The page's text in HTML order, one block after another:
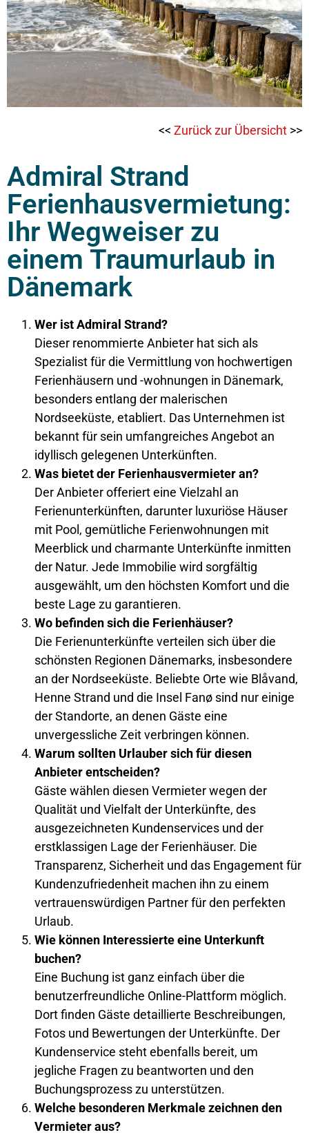
<< Zurück zur Übersicht >>
Admiral Strand
Ferienhausvermietung:
Ihr Wegweiser zu
einem Traumurlaub in
Dänemark
Wer ist Admiral Strand?
Dieser renommierte Anbieter hat sich als
Spezialist für die Vermittlung von hochwertigen
Ferienhäusern und -wohnungen in Dänemark,
besonders entlang der malerischen
Nordseeküste, etabliert. Das Unternehmen ist
bekannt für sein umfangreiches Angebot an
idyllisch gelegenen Unterkünften.
Was bietet der Ferienhausvermieter an?
Der Anbieter offeriert eine Vielzahl an
Ferienunterkünften, darunter luxuriöse Häuser
mit Pool, gemütliche Ferienwohnungen mit
Meerblick und charmante Unterkünfte inmitten
der Natur. Jede Immobilie wird sorgfältig
ausgewählt, um den höchsten Komfort und die
beste Lage zu garantieren.
Wo befinden sich die Ferienhäuser?
Die Ferienunterkünfte verteilen sich über die
schönsten Regionen Dänemarks, insbesondere
an der Nordseeküste. Beliebte Orte wie Blåvand,
Henne Strand und die Insel Fanø sind nur einige
der Standorte, an denen Gäste eine
unvergessliche Zeit verbringen können.
Warum sollten Urlauber sich für diesen
Anbieter entscheiden?
Gäste wählen diesen Vermieter wegen der
Qualität und Vielfalt der Unterkünfte, des
ausgezeichneten Kundenservices und der
erstklassigen Lage der Ferienhäuser. Die
Transparenz, Sicherheit und das Engagement für
Kundenzufriedenheit machen ihn zu einem
vertrauenswürdigen Partner für den perfekten
Urlaub.
Wie können Interessierte eine Unterkunft
buchen?
Eine Buchung ist ganz einfach über die
benutzerfreundliche Online-Plattform möglich.
Dort finden Gäste detaillierte Beschreibungen,
Fotos und Bewertungen der Unterkünfte. Der
Kundenservice steht ebenfalls bereit, um
jegliche Fragen zu beantworten und den
Buchungsprozess zu unterstützen.
Welche besonderen Merkmale zeichnen den
Vermieter aus?